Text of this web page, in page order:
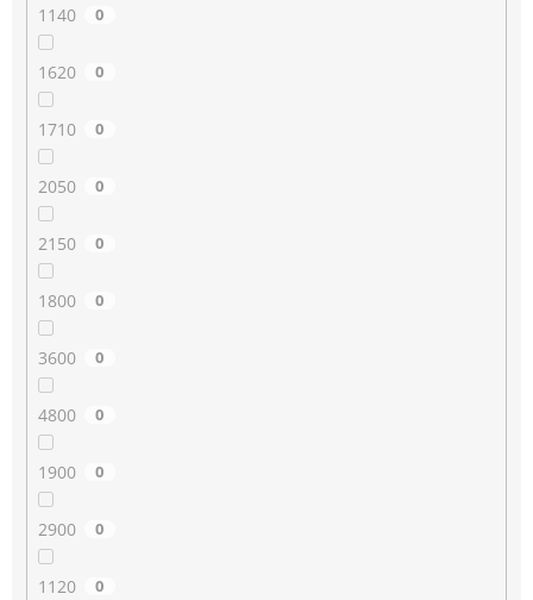
1140 0
1620 0
1710 0
2050 0
2150 0
1800 0
3600 0
4800 0
1900 0
2900 0
1120 0